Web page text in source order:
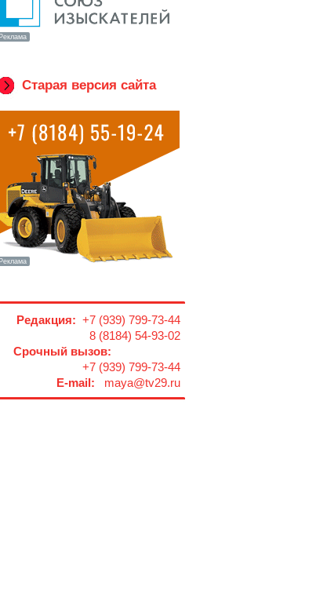
Старая версия сайта
Редакция: +7 (939) 799-73-44
8 (8184) 54-93-02
Срочный вызов:
+7 (939) 799-73-44
E-mail: maya@tv29.ru